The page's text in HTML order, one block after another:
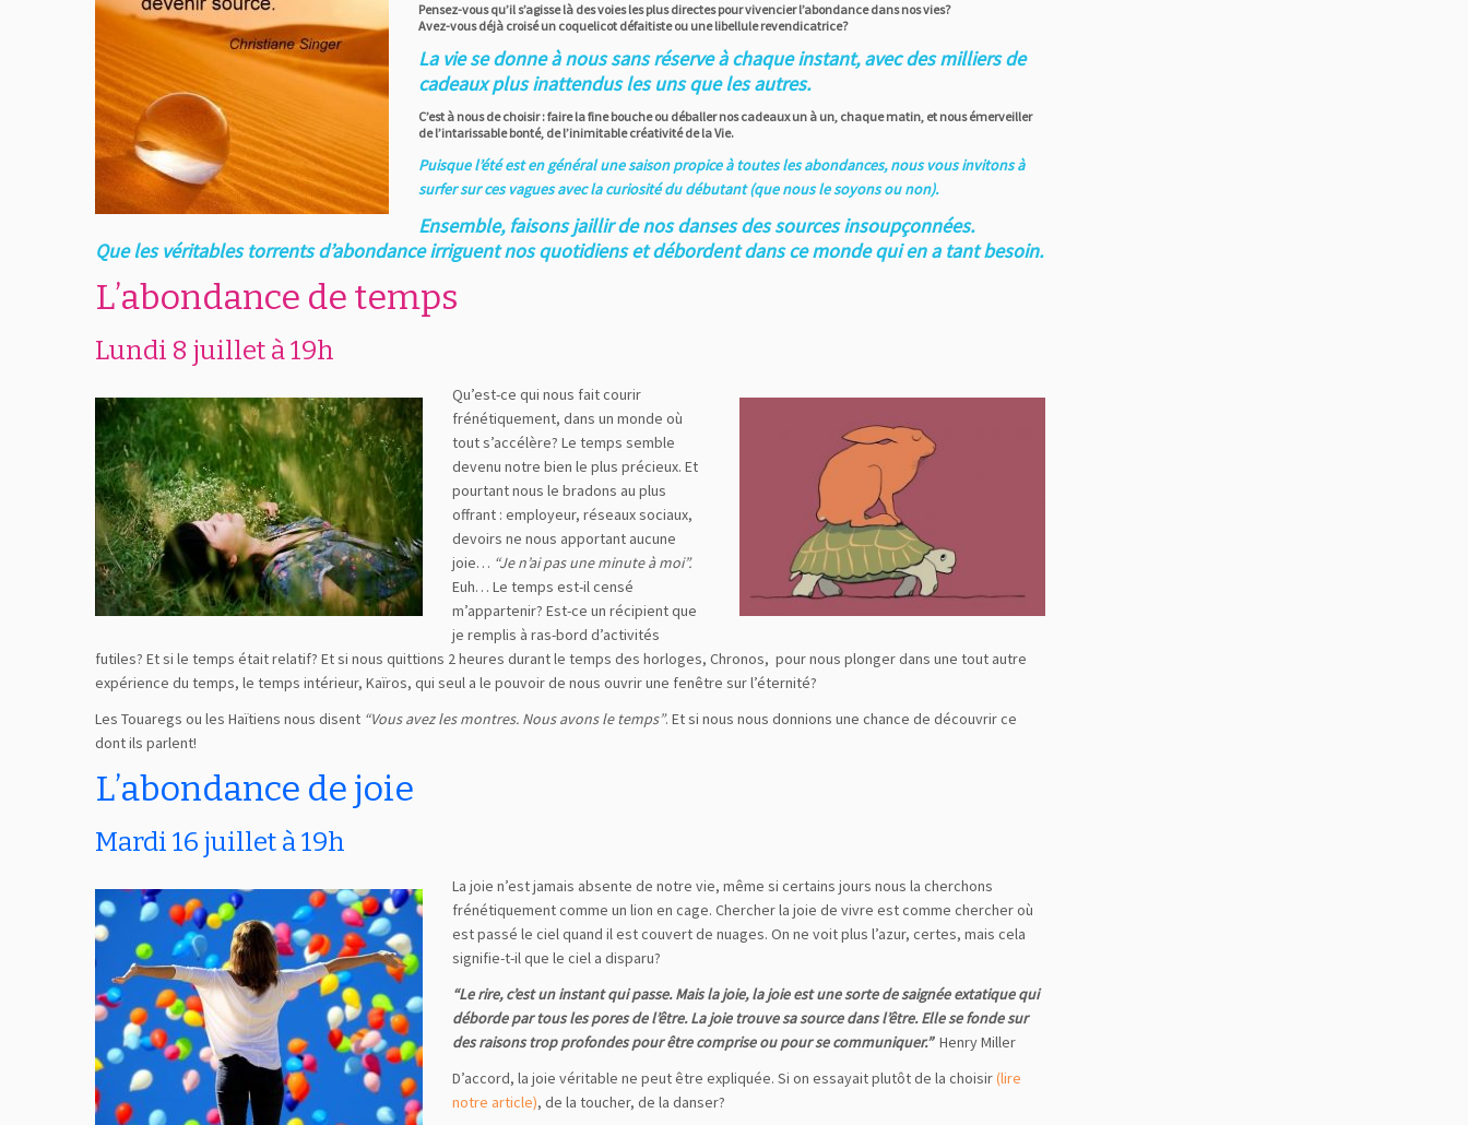
Pensez-vous qu’il s’agisse là des voies les plus directes pour vivencier l’abondance dans nos vies?
Avez-vous déjà croisé un coquelicot défaitiste ou une libellule revendicatrice?
La vie se donne à nous sans réserve à chaque instant, avec des milliers de
cadeaux plus inattendus les uns que les autres.
C’est à nous de choisir : faire la fine bouche ou déballer nos cadeaux un à un, chaque matin, et nous émerveiller
de l’intarissable bonté, de l’inimitable créativité de la Vie.
Puisque l’été est en général une saison propice à toutes les abondances, nous vous invitons à
surfer sur ces vagues avec la curiosité du débutant (que nous le soyons ou non).
Ensemble, faisons jaillir de nos danses des sources insoupçonnées.
Que les véritables torrents d’abondance irriguent nos quotidiens et débordent dans ce monde qui en a tant besoin.
L’abondance de temps
Lundi 8 juillet à 19h
Qu’est-ce qui nous fait courir
frénétiquement, dans un monde où
tout s’accélère? Le temps semble
devenu notre bien le plus précieux. Et
pourtant nous le bradons au plus
offrant : employeur, réseaux sociaux,
devoirs ne nous apportant aucune
joie… “Je n’ai pas une minute à moi”.
Euh… Le temps est-il censé
m’appartenir? Est-ce un récipient que
je remplis à ras-bord d’activités
futiles? Et si le temps était relatif? Et si nous quittions 2 heures durant le temps des horloges, Chronos, pour nous plonger dans une tout autre
expérience du temps, le temps intérieur, Kaïros, qui seul a le pouvoir de nous ouvrir une fenêtre sur l’éternité?
Les Touaregs ou les Haïtiens nous disent “Vous avez les montres. Nous avons le temps”. Et si nous nous donnions une chance de découvrir ce
dont ils parlent!
L’abondance de joie
Mardi 16 juillet à 19h
La joie n’est jamais absente de notre vie, même si certains jours nous la cherchons
frénétiquement comme un lion en cage. Chercher la joie de vivre est comme chercher où
est passé le ciel quand il est couvert de nuages. On ne voit plus l’azur, certes, mais cela
signifie-t-il que le ciel a disparu?
“Le rire, c’est un instant qui passe. Mais la joie, la joie est une sorte de saignée extatique qui
déborde par tous les pores de l’être. La joie trouve sa source dans l’être. Elle se fonde sur
des raisons trop profondes pour être comprise ou pour se communiquer.”Henry Miller
D’accord, la joie véritable ne peut être expliquée. Si on essayait plutôt de la choisir(lire
notre article), de la toucher, de la danser?